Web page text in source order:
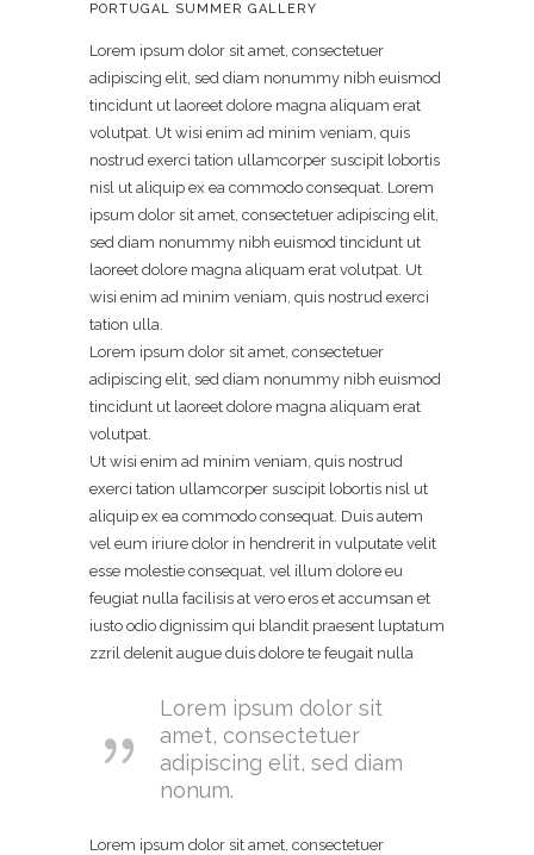
PORTUGAL SUMMER GALLERY
Lorem ipsum dolor sit amet, consectetuer
adipiscing elit, sed diam nonummy nibh euismod
tincidunt ut laoreet dolore magna aliquam erat
volutpat. Ut wisi enim ad minim veniam, quis
nostrud exerci tation ullamcorper suscipit lobortis
nisl ut aliquip ex ea commodo consequat. Lorem
ipsum dolor sit amet, consectetuer adipiscing elit,
sed diam nonummy nibh euismod tincidunt ut
laoreet dolore magna aliquam erat volutpat. Ut
wisi enim ad minim veniam, quis nostrud exerci
tation ulla.
Lorem ipsum dolor sit amet, consectetuer
adipiscing elit, sed diam nonummy nibh euismod
tincidunt ut laoreet dolore magna aliquam erat
volutpat.
Ut wisi enim ad minim veniam, quis nostrud
exerci tation ullamcorper suscipit lobortis nisl ut
aliquip ex ea commodo consequat. Duis autem
vel eum iriure dolor in hendrerit in vulputate velit
esse molestie consequat, vel illum dolore eu
feugiat nulla facilisis at vero eros et accumsan et
iusto odio dignissim qui blandit praesent luptatum
zzril delenit augue duis dolore te feugait nulla
Lorem ipsum dolor sit
amet, consectetuer
adipiscing elit, sed diam
nonum.
Lorem ipsum dolor sit amet, consectetuer